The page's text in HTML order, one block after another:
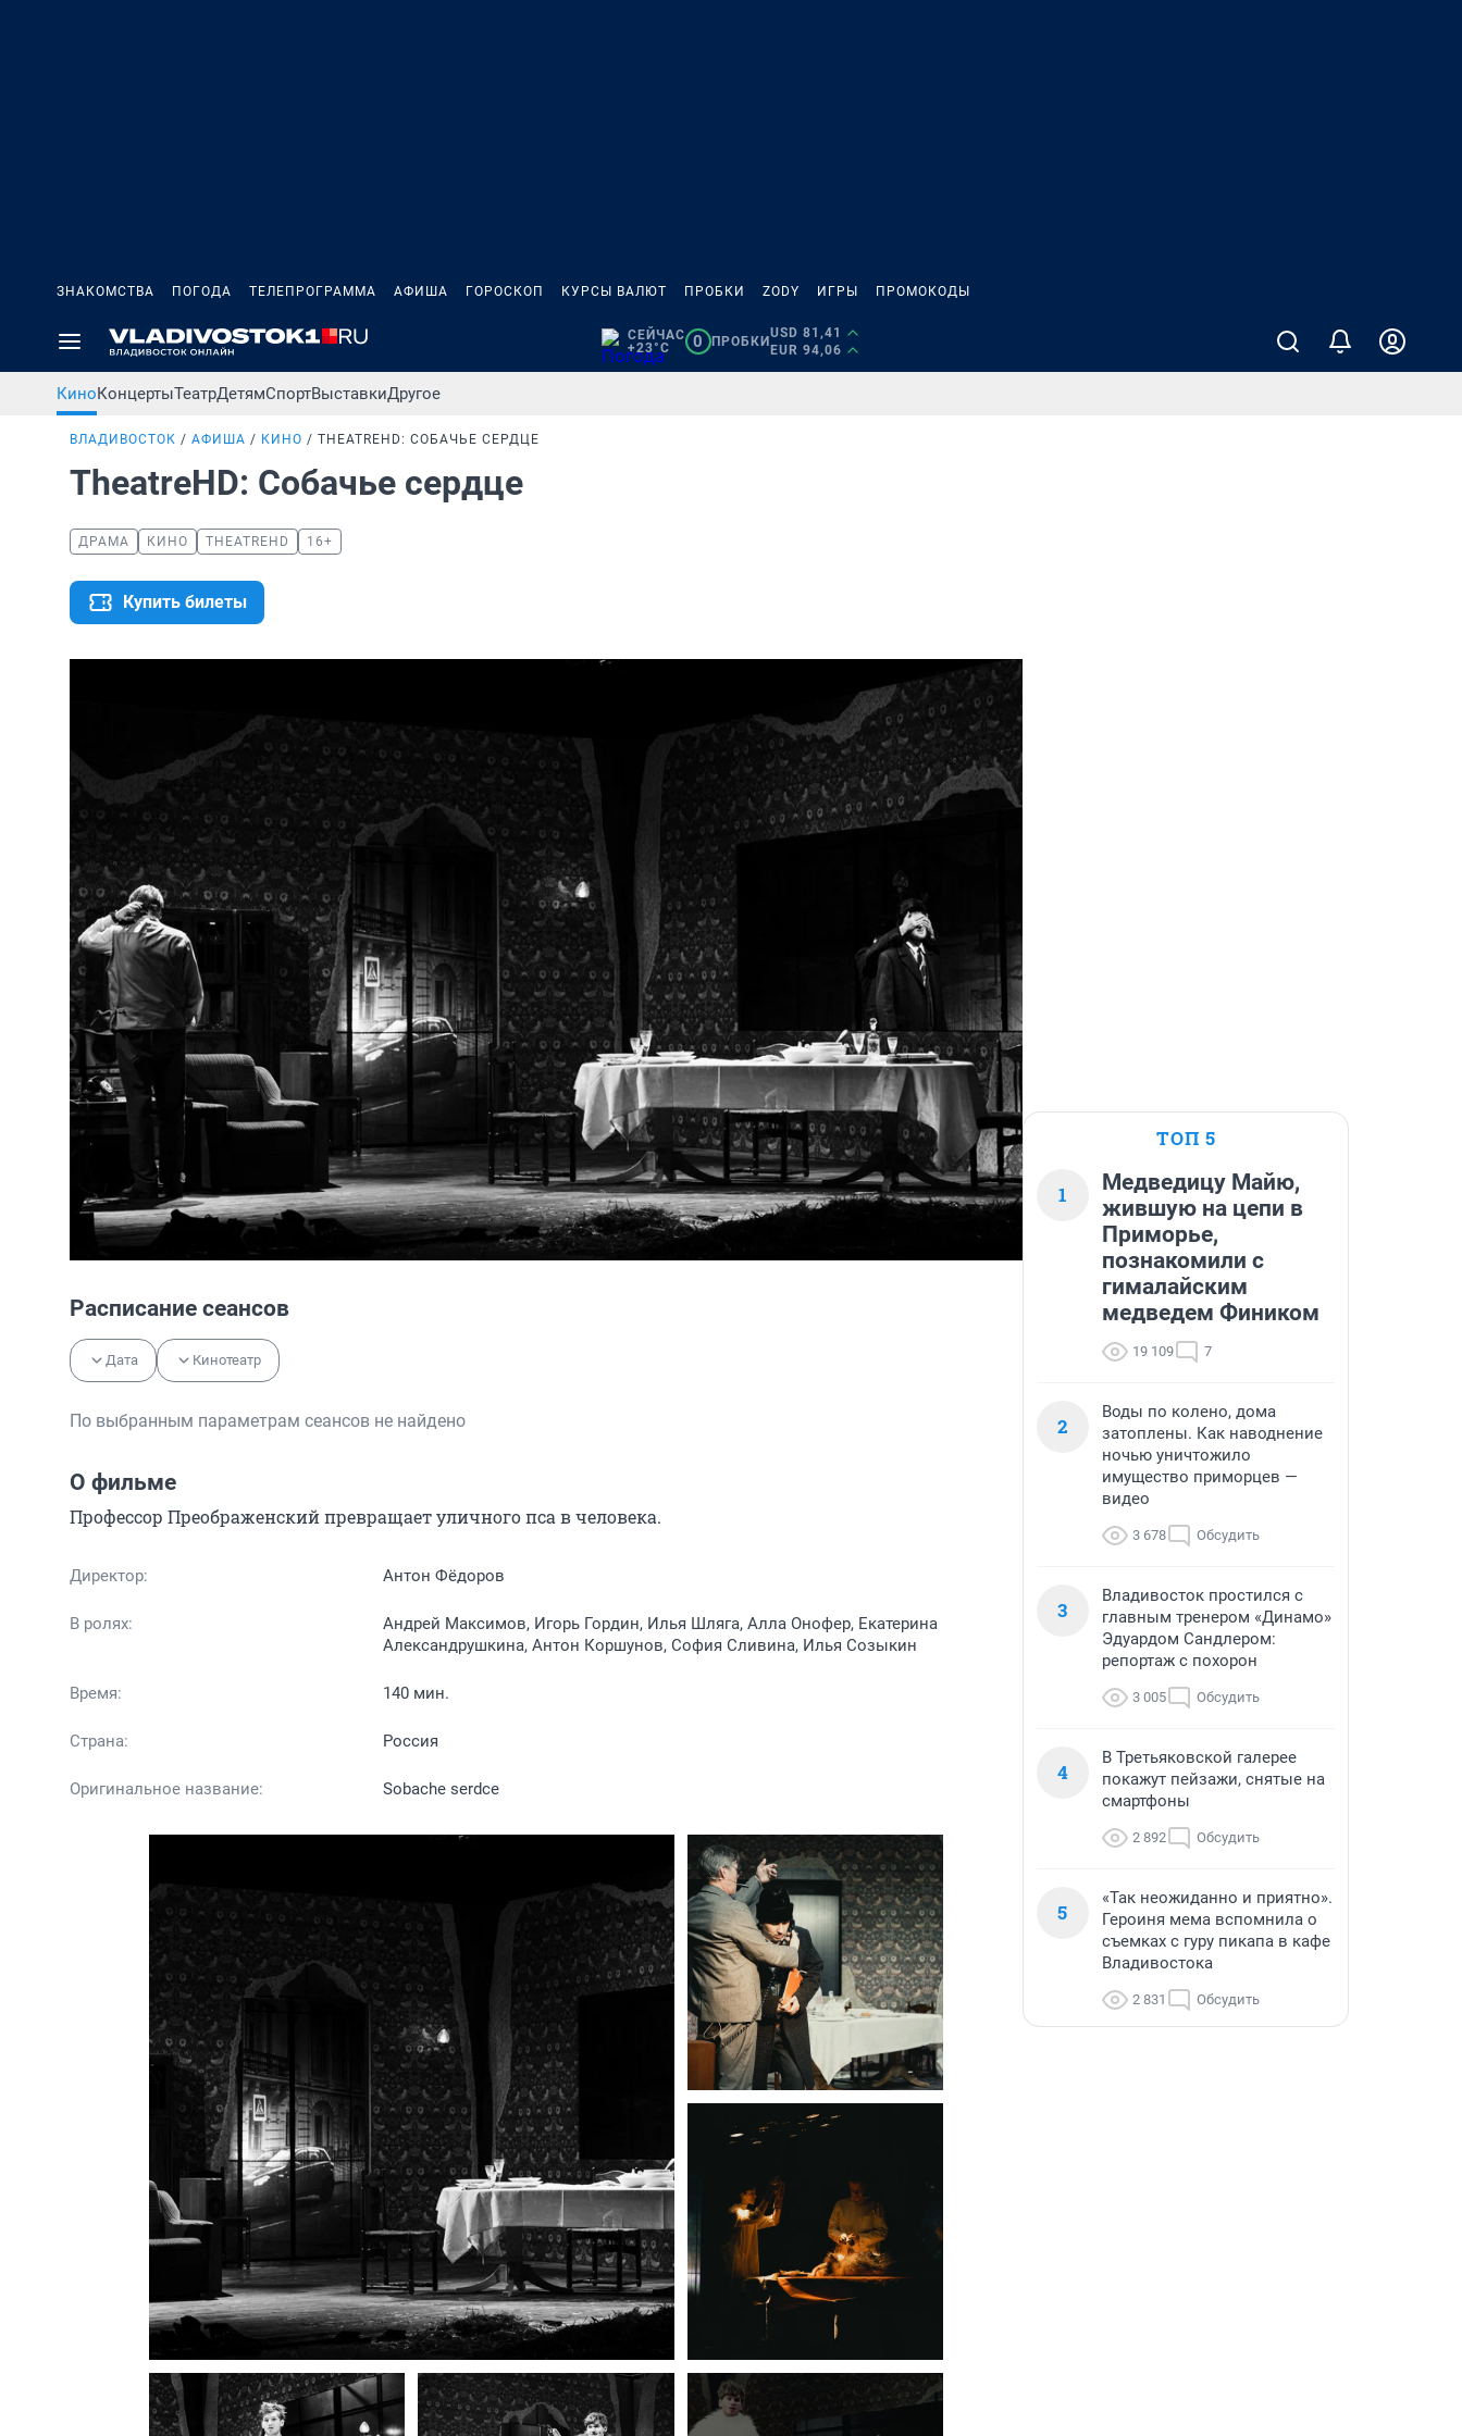
ЗНАКОМСТВА ПОГОДА ТЕЛЕПРОГРАММА АФИША ГОРОСКОП КУРСЫ ВАЛЮТ ПРОБКИ ZODY ИГРЫ ПРОМОКОДЫ
СЕЙЧАС
+23°C
0 ПРОБКИ
USD 81,41
EUR 94,06
КиноКонцертыТеатрДетямСпортВыставкиДругое
ВЛАДИВОСТОК АФИША КИНО THEATREHD: СОБАЧЬЕ СЕРДЦЕ
TheatreHD: Собачье сердце
ДРАМА КИНО THEATREHD 16+
Купить билеты
Расписание сеансов
Дата Кинотеатр
По выбранным параметрам сеансов не найдено
О фильме
Профессор Преображенский превращает уличного пса в человека.
Директор: Антон Фёдоров
В ролях:
Андрей Максимов, Игорь Гордин, Илья Шляга, Алла Онофер, Екатерина
Александрушкина, Антон Коршунов, София Сливина, Илья Созыкин
Время: 140 мин.
Страна: Россия
Оригинальное название: Sobache serdce
ТОП 5
1
Медведицу Майю,
жившую на цепи в
Приморье,
познакомили с
гималайским
медведем Фиником
19 109 7
2
Воды по колено, дома
затоплены. Как наводнение
ночью уничтожило
имущество приморцев —
видео
3 678 Обсудить
3
Владивосток простился с
главным тренером «Динамо»
Эдуардом Сандлером:
репортаж с похорон
3 005 Обсудить
4
В Третьяковской галерее
покажут пейзажи, снятые на
смартфоны
2 892 Обсудить
5
«Так неожиданно и приятно».
Героиня мема вспомнила о
съемках с гуру пикапа в кафе
Владивостока
2 831 Обсудить